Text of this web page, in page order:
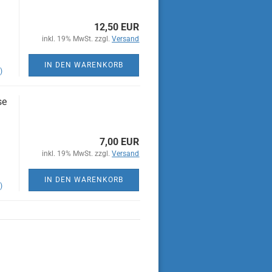
12,50 EUR
inkl. 19% MwSt. zzgl.Versand
IN DEN WARENKORB
7,00 EUR
inkl. 19% MwSt. zzgl.Versand
IN DEN WARENKORB